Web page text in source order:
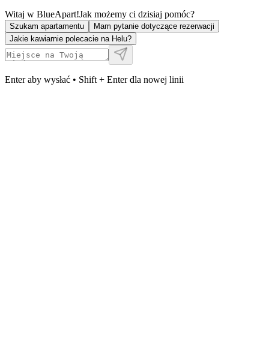
Witaj w BlueApart!Jak możemy ci dzisiaj pomóc?
Szukam apartamentu
Mam pytanie dotyczące rezerwacji
Jakie kawiarnie polecacie na Helu?
Enter aby wysłać • Shift + Enter dla nowej linii